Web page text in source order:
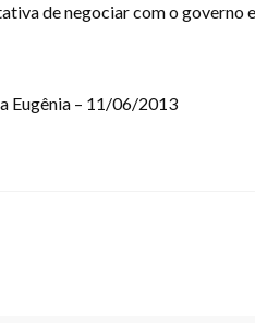
de negociar com o governo
Eugênia – 11/06/2013